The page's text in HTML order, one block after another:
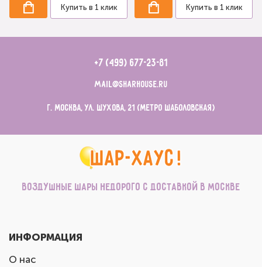
Купить в 1 клик Купить в 1 клик
+7 (499) 677-23-81
mail@sharhouse.ru
г. Москва, ул. Шухова, 21 (метро Шаболовская)
Воздушные шары недорого с доставкой в Москве
ИНФОРМАЦИЯ
О нас